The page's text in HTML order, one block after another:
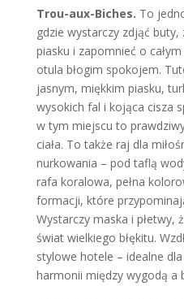
Trou-aux-Biches. To
gdzie wystarczy zdjąć buty,
piasku i zapomnieć o
otula błogim spokojem.
jasnym, miękkim piasku,
wysokich fal i kojąca cisza
w tym miejscu to
ciała. To także raj dla
nurkowania – pod taflą
rafa koralowa, pełna
formacji, które
Wystarczy maska i płetwy,
świat wielkiego błękitu.
stylowe hotele – idealne
harmonii między wygodą a